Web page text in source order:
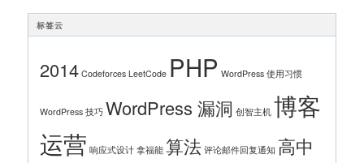
标签云
2014 Codeforces LeetCode PHP WordPress 使用习惯
WordPress 技巧 WordPress 漏洞 创智主机 博客
运营 响应式设计 拿福能 算法 评论邮件回复通知 高中